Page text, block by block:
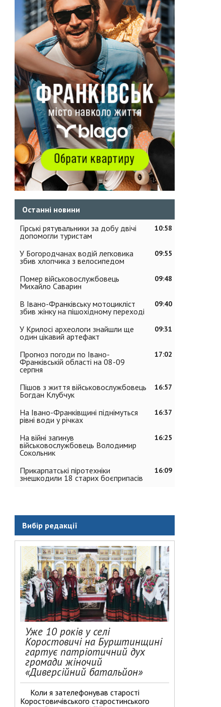
Останні новини
10:58
Гірські рятувальники за добу двічі
допомогли туристам
09:55
У Богородчанах водій легковика
збив хлопчика з велосипедом
09:48
Помер військовослужбовець
Михайло Саварин
09:40
В Івано-Франківську мотоцикліст
збив жінку на пішохідному переході
09:31
У Крилосі археологи знайшли ще
один цікавий артефакт
17:02
Прогноз погоди по Івано-
Франківській області на 08-09
серпня
16:57
Пішов з життя військовослужбовець
Богдан Клубчук
16:37
На Івано-Франківщині піднімуться
рівні води у річках
16:25
На війні загинув
військовослужбовець Володимир
Сокольник
16:09
Прикарпатські піротехніки
знешкодили 18 старих боєприпасів
Вибір редакції
Уже 10 років у селі
Коростовичі на Бурштинщині
гартує патріотичний дух
громади жіночий
«Диверсійний батальйон»
Коли я зателефонував старості
Коростовичівського старостинського